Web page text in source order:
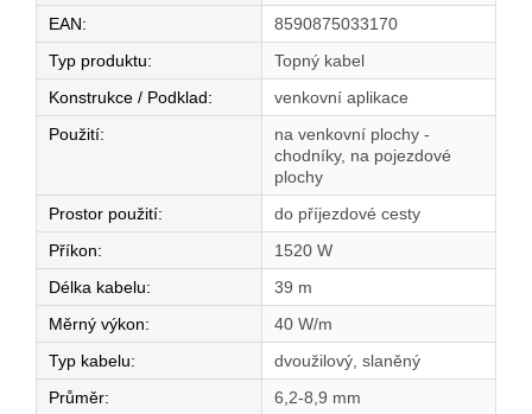
EAN:
8590875033170
Typ produktu:
Topný kabel
Konstrukce / Podklad:
venkovní aplikace
Použití:
na venkovní plochy -
chodníky, na pojezdové
plochy
Prostor použití:
do příjezdové cesty
Příkon:
1520 W
Délka kabelu:
39 m
Měrný výkon:
40 W/m
Typ kabelu:
dvoužilový, slaněný
Průměr:
6,2-8,9 mm